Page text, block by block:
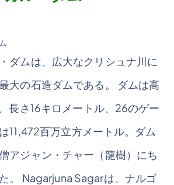
ダムは、広大なクリシュナ川に
大の石造ダムである。 ダムは高
長さ16キロメートル、26のゲー
11,472百万立方メートル。ダム
アジャン・チャー（龍樹）にち
。 Nagarjuna Sagarは、ナルゴ